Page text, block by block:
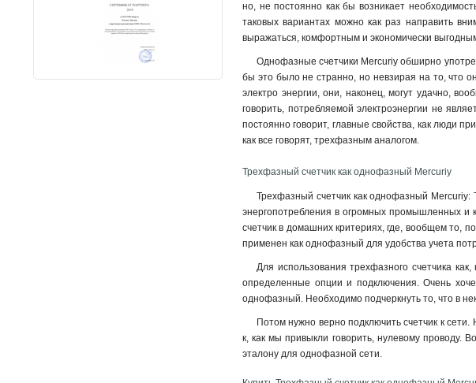
но, не постоянно как бы возникает
таковых вариантах можно как раз направить
выражаться, комфортным и экономически
Однофазные счетчики Mercuriy обширно
бы это было не странно, но невзирая на то, что
электро энергии, они, наконец, могут удачно,
говорить, потребляемой электроэнергии не
постоянно говорит, главные свойства, как люди
как все говорят, трехфазным аналогом.
Трехфазный счетчик как однофазный Mercuriy
Трехфазный счетчик как однофазный Mercuriy:
энергопотребления в огромных промышленных и
счетчик в домашних критериях, где, вообщем то,
применен как однофазный для удобства учета
Для использования трехфазного счетчика
определенные опции и подключения. Очень
однофазный. Необходимо подчеркнуть то, что в
Потом нужно верно подключить счетчик к
к, как мы привыкли говорить, нулевому проводу.
эталону для однофазной сети.